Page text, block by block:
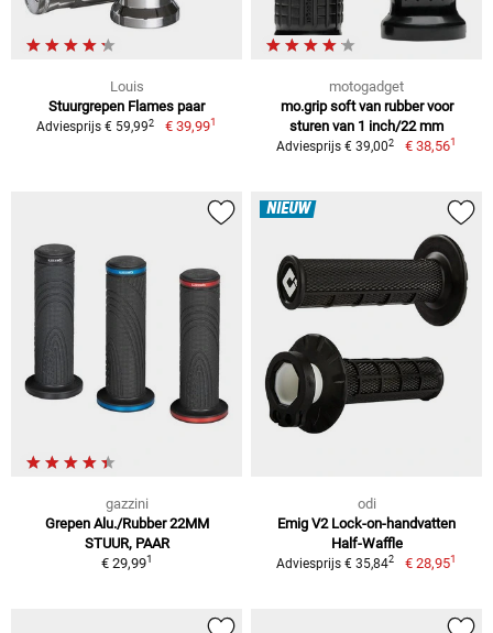
Louis
Stuurgrepen Flames paar
Adviesprijs € 59,992 € 39,991
motogadget
mo.grip soft van rubber voor
sturen van 1 inch/22 mm
Adviesprijs € 39,002 € 38,561
gazzini
Grepen Alu./Rubber 22MM
STUUR, PAAR
€ 29,991
NIEUW
odi
Emig V2 Lock-on-handvatten
Half-Waffle
Adviesprijs € 35,842 € 28,951